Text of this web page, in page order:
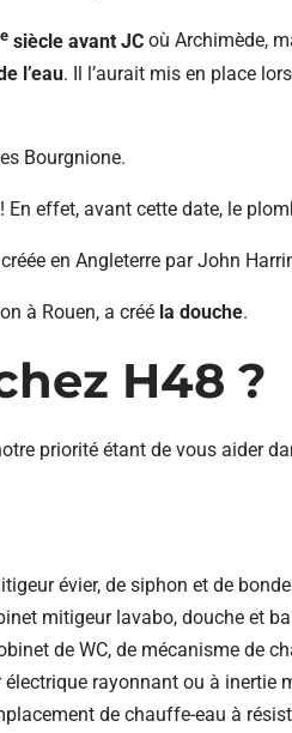
siècle avant JC où Archimède,
l’eau. Il l’aurait mis en place
Bourgnione.
! En effet, avant cette date, le
en Angleterre par John
à Rouen, a créé la douche.
H48 ?
priorité étant de vous aider
évier, de siphon et de
mitigeur lavabo, douche et
de WC, de mécanisme de
rayonnant ou à inertie
de chauffe-eau à